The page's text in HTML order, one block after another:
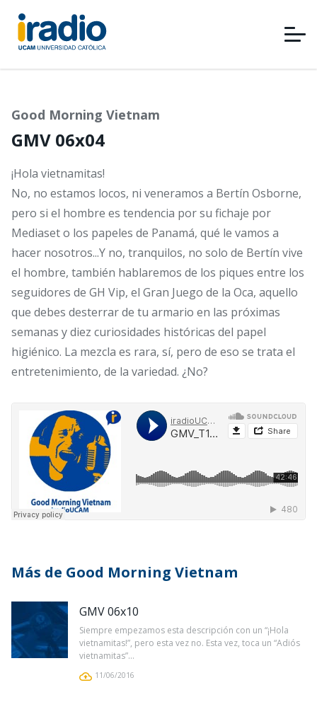
Pasar
contenido
principal
Good Morning Vietnam
GMV 06x04
¡Hola vietnamitas!
No, no estamos locos, ni veneramos a Bertín Osborne,
pero si el hombre es tendencia por su fichaje por
Mediaset o los papeles de Panamá, qué le vamos a
hacer nosotros...Y no, tranquilos, no solo de Bertín vive
el hombre, también hablaremos de los piques entre los
seguidores de GH Vip, el Gran Juego de la Oca, aquello
que debes desterrar de tu armario en las próximas
semanas y diez curiosidades históricas del papel
higiénico. La mezcla es rara, sí, pero de eso se trata el
entretenimiento, de la variedad. ¿No?
Más de Good Morning Vietnam
GMV 06x10
Siempre empezamos esta descripción con un “¡Hola
vietnamitas!”, pero esta vez no. Esta vez, toca un “Adiós
vietnamitas”...
11/06/2016